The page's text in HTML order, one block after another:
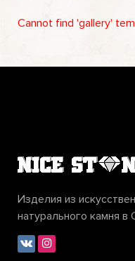
Cannot find 'gallery'
Изделия из
натурального камня в